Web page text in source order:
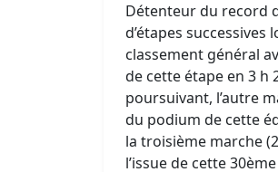
Détenteur du record
d’étapes
classement général
de cette étape en 3 h
poursuivant, l’autre
du podium de cette
la troisième marche
l’issue de cette